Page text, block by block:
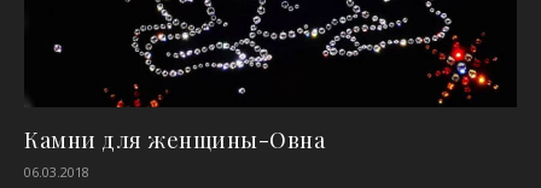
Камни для женщины-Овна
06.03.2018